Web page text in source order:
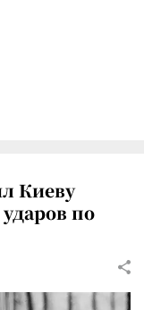
Киеву
по